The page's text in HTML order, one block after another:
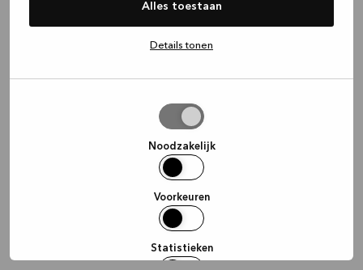
Alles toestaan
Details tonen
Noodzakelijk
Voorkeuren
Statistieken